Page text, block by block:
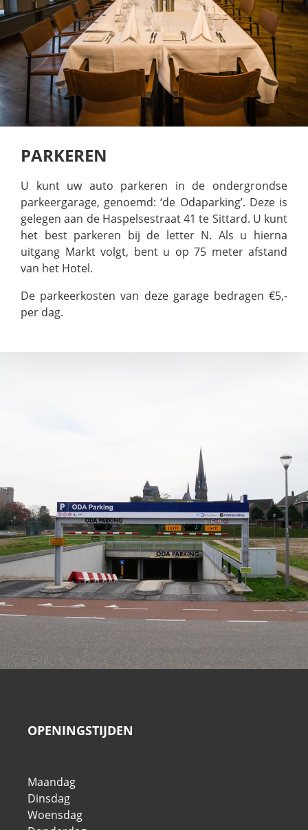
PARKEREN
U kunt uw auto parkeren in de ondergrondse
parkeergarage, genoemd: ‘de Odaparking’. Deze is
gelegen aan de Haspelsestraat 41 te Sittard. U kunt
het best parkeren bij de letter N. Als u hierna
uitgang Markt volgt, bent u op 75 meter afstand
van het Hotel.
De parkeerkosten van deze garage bedragen €5,-
per dag.
OPENINGSTIJDEN
Maandag
Dinsdag
Woensdag